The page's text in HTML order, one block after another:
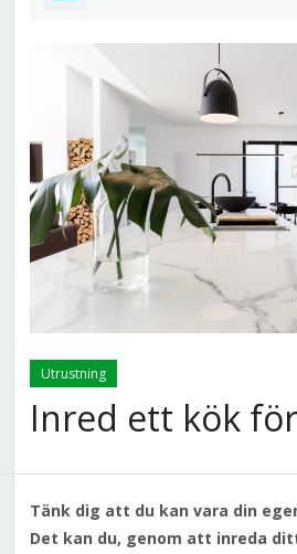
Utrustning
Inred ett kök
Tänk dig att du kan vara din
Det kan du, genom att inreda